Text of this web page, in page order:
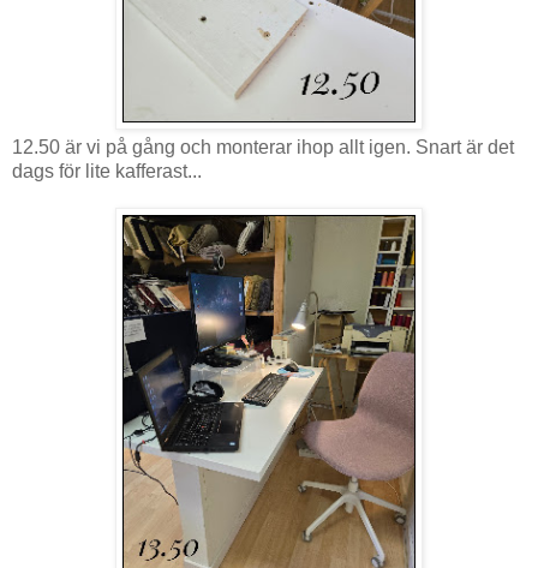
12.50 är vi på gång och monterar ihop allt igen. Snart är det
dags för lite kafferast...